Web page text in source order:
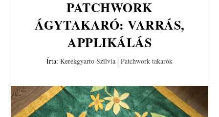
PATCHWORK
ÁGYTAKARÓ: VARRÁS,
APPLIKÁLÁS
Írta: Kerekgyarto Szilvia | Patchwork takarók